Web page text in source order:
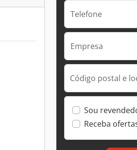
Telefone
Empresa
Código postal e
Sou
Receba